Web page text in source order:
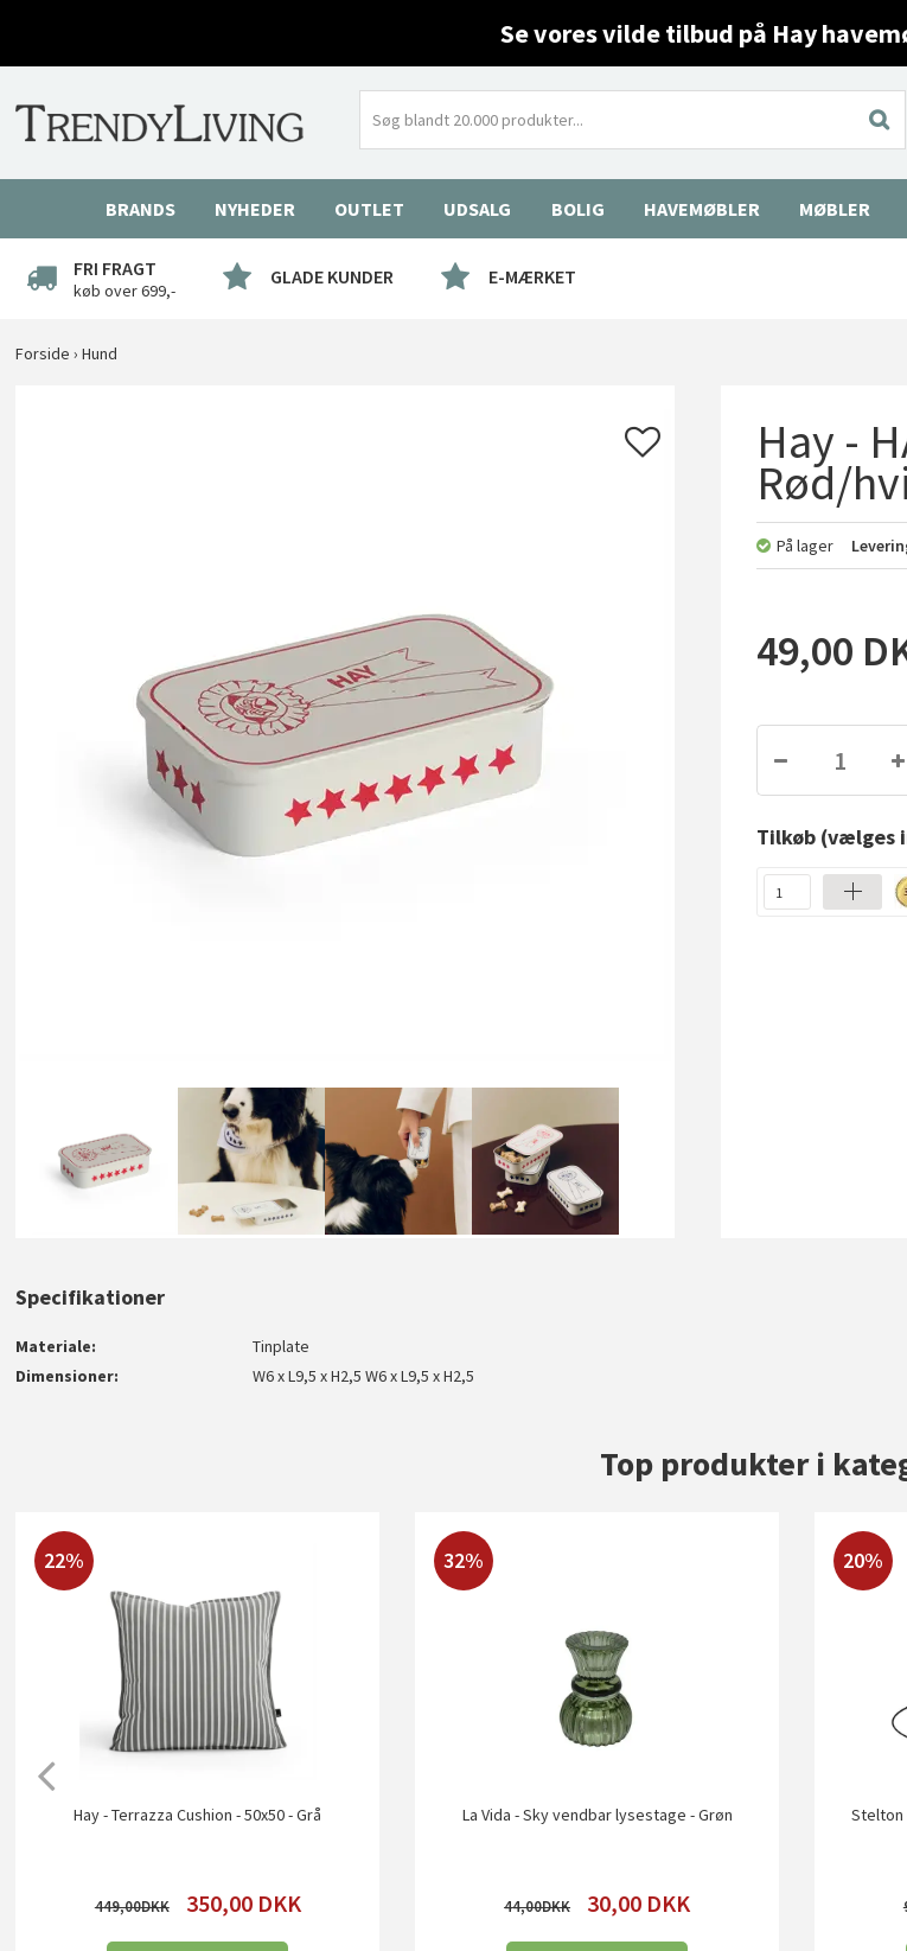
Se vores vilde tilbud på Hay
BRANDS NYHEDER OUTLET UDSALG BOLIG HAVEMØBLER MØBLER
FRI FRAGT
køb over 699,-
GLADE KUNDER E-MÆRKET
Forside ›Hund
Hay -
Rød/
På lager
49,00
Tilkøb (vælges
Specifikationer
Materiale
Tinplate
Dimensioner
W6 x L9,5 x H2,5 W6 x L9,5 x H2,5
Top produkter i
22%
Hay - Terrazza Cushion - 50x50 - Grå
449,00 350,00 DKK
32%
La Vida - Sky vendbar lysestage - Grøn
44,00 30,00 DKK
20%
Stelton